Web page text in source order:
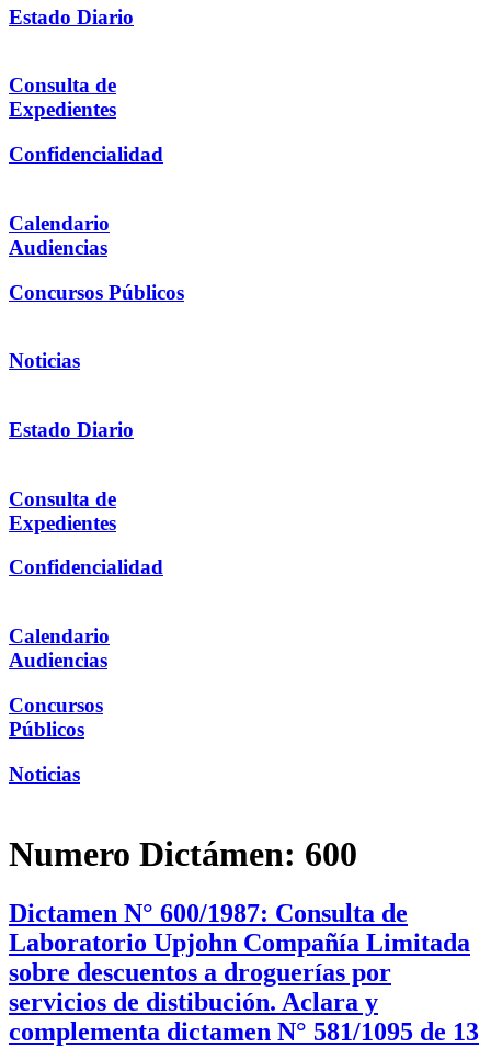
Estado Diario
Consulta de
Expedientes
Confidencialidad
Calendario
Audiencias
Concursos Públicos
Noticias
Estado Diario
Consulta de
Expedientes
Confidencialidad
Calendario
Audiencias
Concursos
Públicos
Noticias
Numero Dictámen: 600
Dictamen N° 600/1987: Consulta de
Laboratorio Upjohn Compañía Limitada
sobre descuentos a droguerías por
servicios de distibución. Aclara y
complementa dictamen N° 581/1095 de 13